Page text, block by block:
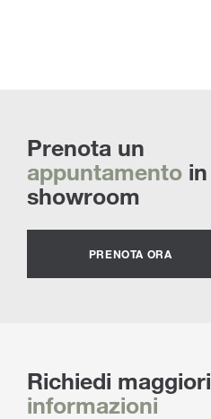
Prenota un
appuntamento in
showroom
PRENOTA ORA
Richiedi maggiori
informazioni